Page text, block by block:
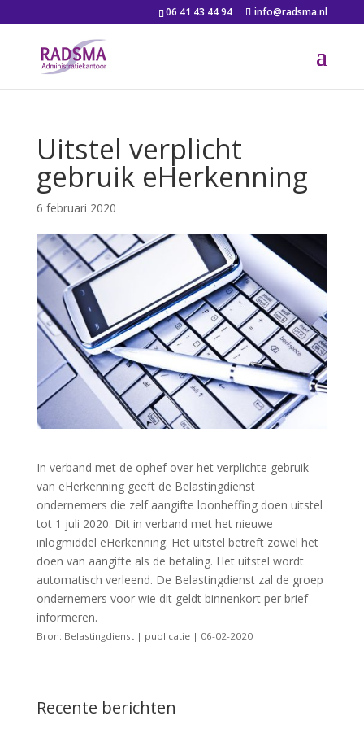
06 41 43 44 94 info@radsma.nl
Uitstel verplicht
gebruik eHerkenning
6 februari 2020
In verband met de ophef over het verplichte gebruik
van eHerkenning geeft de Belastingdienst
ondernemers die zelf aangifte loonheffing doen uitstel
tot 1 juli 2020. Dit in verband met het nieuwe
inlogmiddel eHerkenning. Het uitstel betreft zowel het
doen van aangifte als de betaling. Het uitstel wordt
automatisch verleend. De Belastingdienst zal de groep
ondernemers voor wie dit geldt binnenkort per brief
informeren.
Bron: Belastingdienst | publicatie | 06-02-2020
Recente berichten